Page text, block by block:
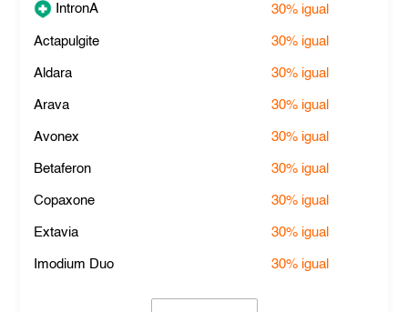
IntronA 30% igual
Actapulgite 30% igual
Aldara 30% igual
Arava 30% igual
Avonex 30% igual
Betaferon 30% igual
Copaxone 30% igual
Extavia 30% igual
Imodium Duo 30% igual